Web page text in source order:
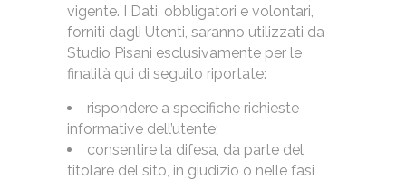
vigente. I Dati, obbligatori e volontari,
forniti dagli Utenti, saranno utilizzati da
Studio Pisani esclusivamente per le
finalità qui di seguito riportate:
rispondere a specifiche richieste
informative dell’utente;
consentire la difesa, da parte del
titolare del sito, in giudizio o nelle fasi